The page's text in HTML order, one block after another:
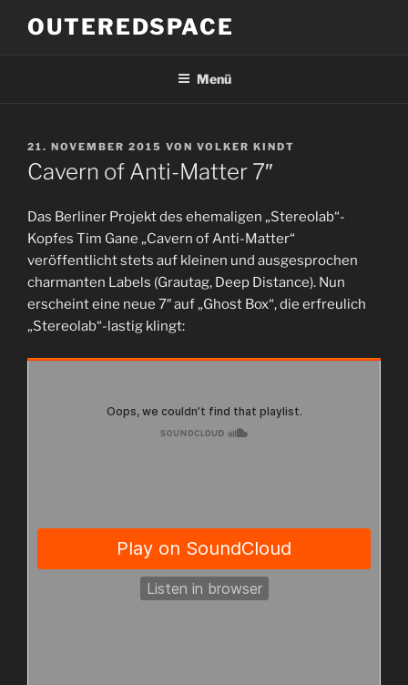
InhaltOUTEREDSPACE
Menü
VERÖFFENTLICHT
AM
21. NOVEMBER 2015 VON VOLKER KINDT
Cavern of Anti-Matter 7″
Das Berliner Projekt des ehemaligen „Stereolab“-
Kopfes Tim Gane „Cavern of Anti-Matter“
veröffentlicht stets auf kleinen und ausgesprochen
charmanten Labels (Grautag, Deep Distance). Nun
erscheint eine neue 7″ auf „Ghost Box“, die erfreulich
„Stereolab“-lastig klingt: